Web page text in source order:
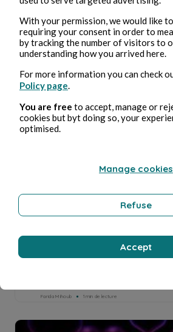
À deux
Farida Mihoub 1min de lecture
1min de lecture
Farida Mihoub 1min de lecture
With your permission, we would like
requiring your consent in order to
by tracking the number of visitors to
understanding how you arrived here.
For more information you can check
Policy page
You are free to accept, manage or
cookies but byt doing so, your
optimised.
Manage cookies
Refuse
Accept